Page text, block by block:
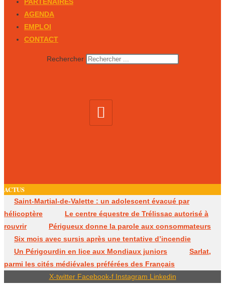
PARTENAIRES
AGENDA
EMPLOI
CONTACT
Rechercher
ACTUS
Saint-Martial-de-Valette : un adolescent évacué par
hélicoptère
Le centre équestre de Trélissac autorisé à
rouvrir
Périgueux donne la parole aux consommateurs
Six mois avec sursis après une tentative d’incendie
Un Périgourdin en lice aux Mondiaux juniors
Sarlat,
parmi les cités médiévales préférées des Français
X-twitter Facebook-f Instagram Linkedin